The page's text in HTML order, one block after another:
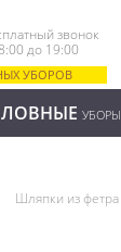
звонок
до 19:00
УБОРОВ
УБОРЫ
Шляпки из фетра